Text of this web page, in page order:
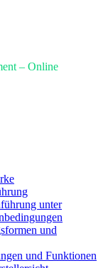
– Online
unter
und
und Funktionen